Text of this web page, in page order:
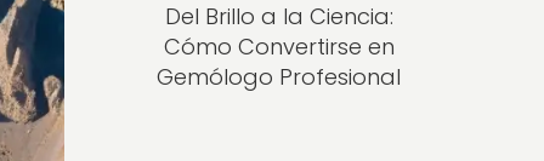
Del Brillo a la Ciencia:
Cómo Convertirse en
Gemólogo Profesional